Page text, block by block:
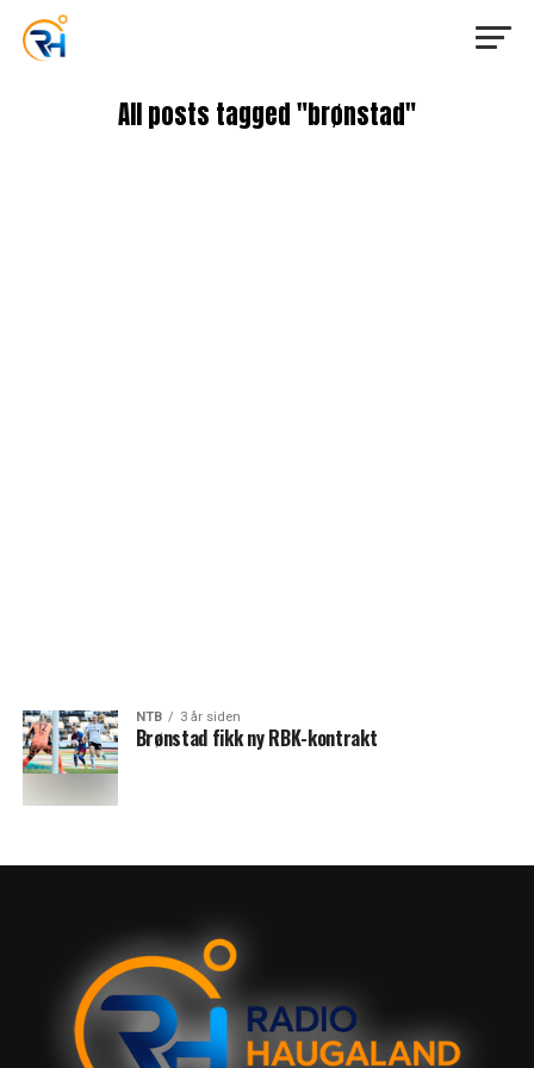
All posts tagged "brønstad"
NTB 3 år siden
Brønstad fikk ny RBK-kontrakt